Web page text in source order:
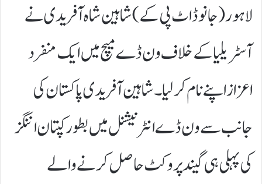
لاہور(جانوڈاٹ پی کے)شاہین شاہ آفریدی نے
آسٹریلیا کے خلاف ون ڈے میچ میں ایک منفرد
اعزاز اپنے نام کر لیا۔ شاہین آفریدی پاکستان کی
جانب سے ون ڈے انٹرنیشنل میں بطور کپتان اننگز
کی پہلی ہی گیند پر وکٹ حاصل کرنے والے